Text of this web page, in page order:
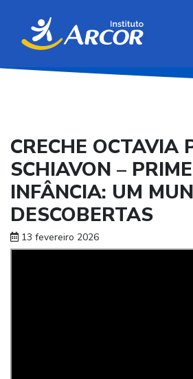
CRECHE OCTAVIA
SCHIAVON –
INFÂNCIA: UM
DESCOBERTAS
13 fevereiro 2026